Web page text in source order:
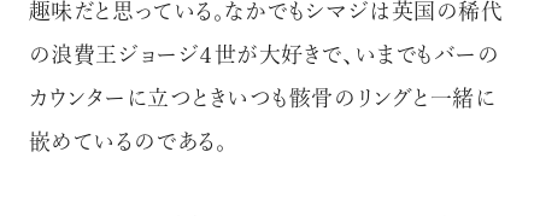
趣味だと思っている。なかでもシマジは英国の稀代
の浪費王ジョージ４世が大好きで、いまでもバーの
カウンターに立つときいつも骸骨のリングと一緒に
嵌めているのである。